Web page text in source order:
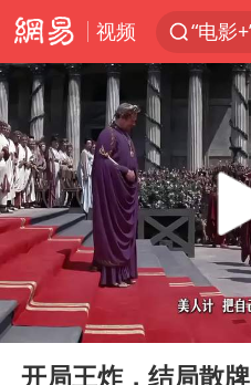
视频
台风
刘国
向鹏
“新
我国
Play
00:00
开局王炸，结局散